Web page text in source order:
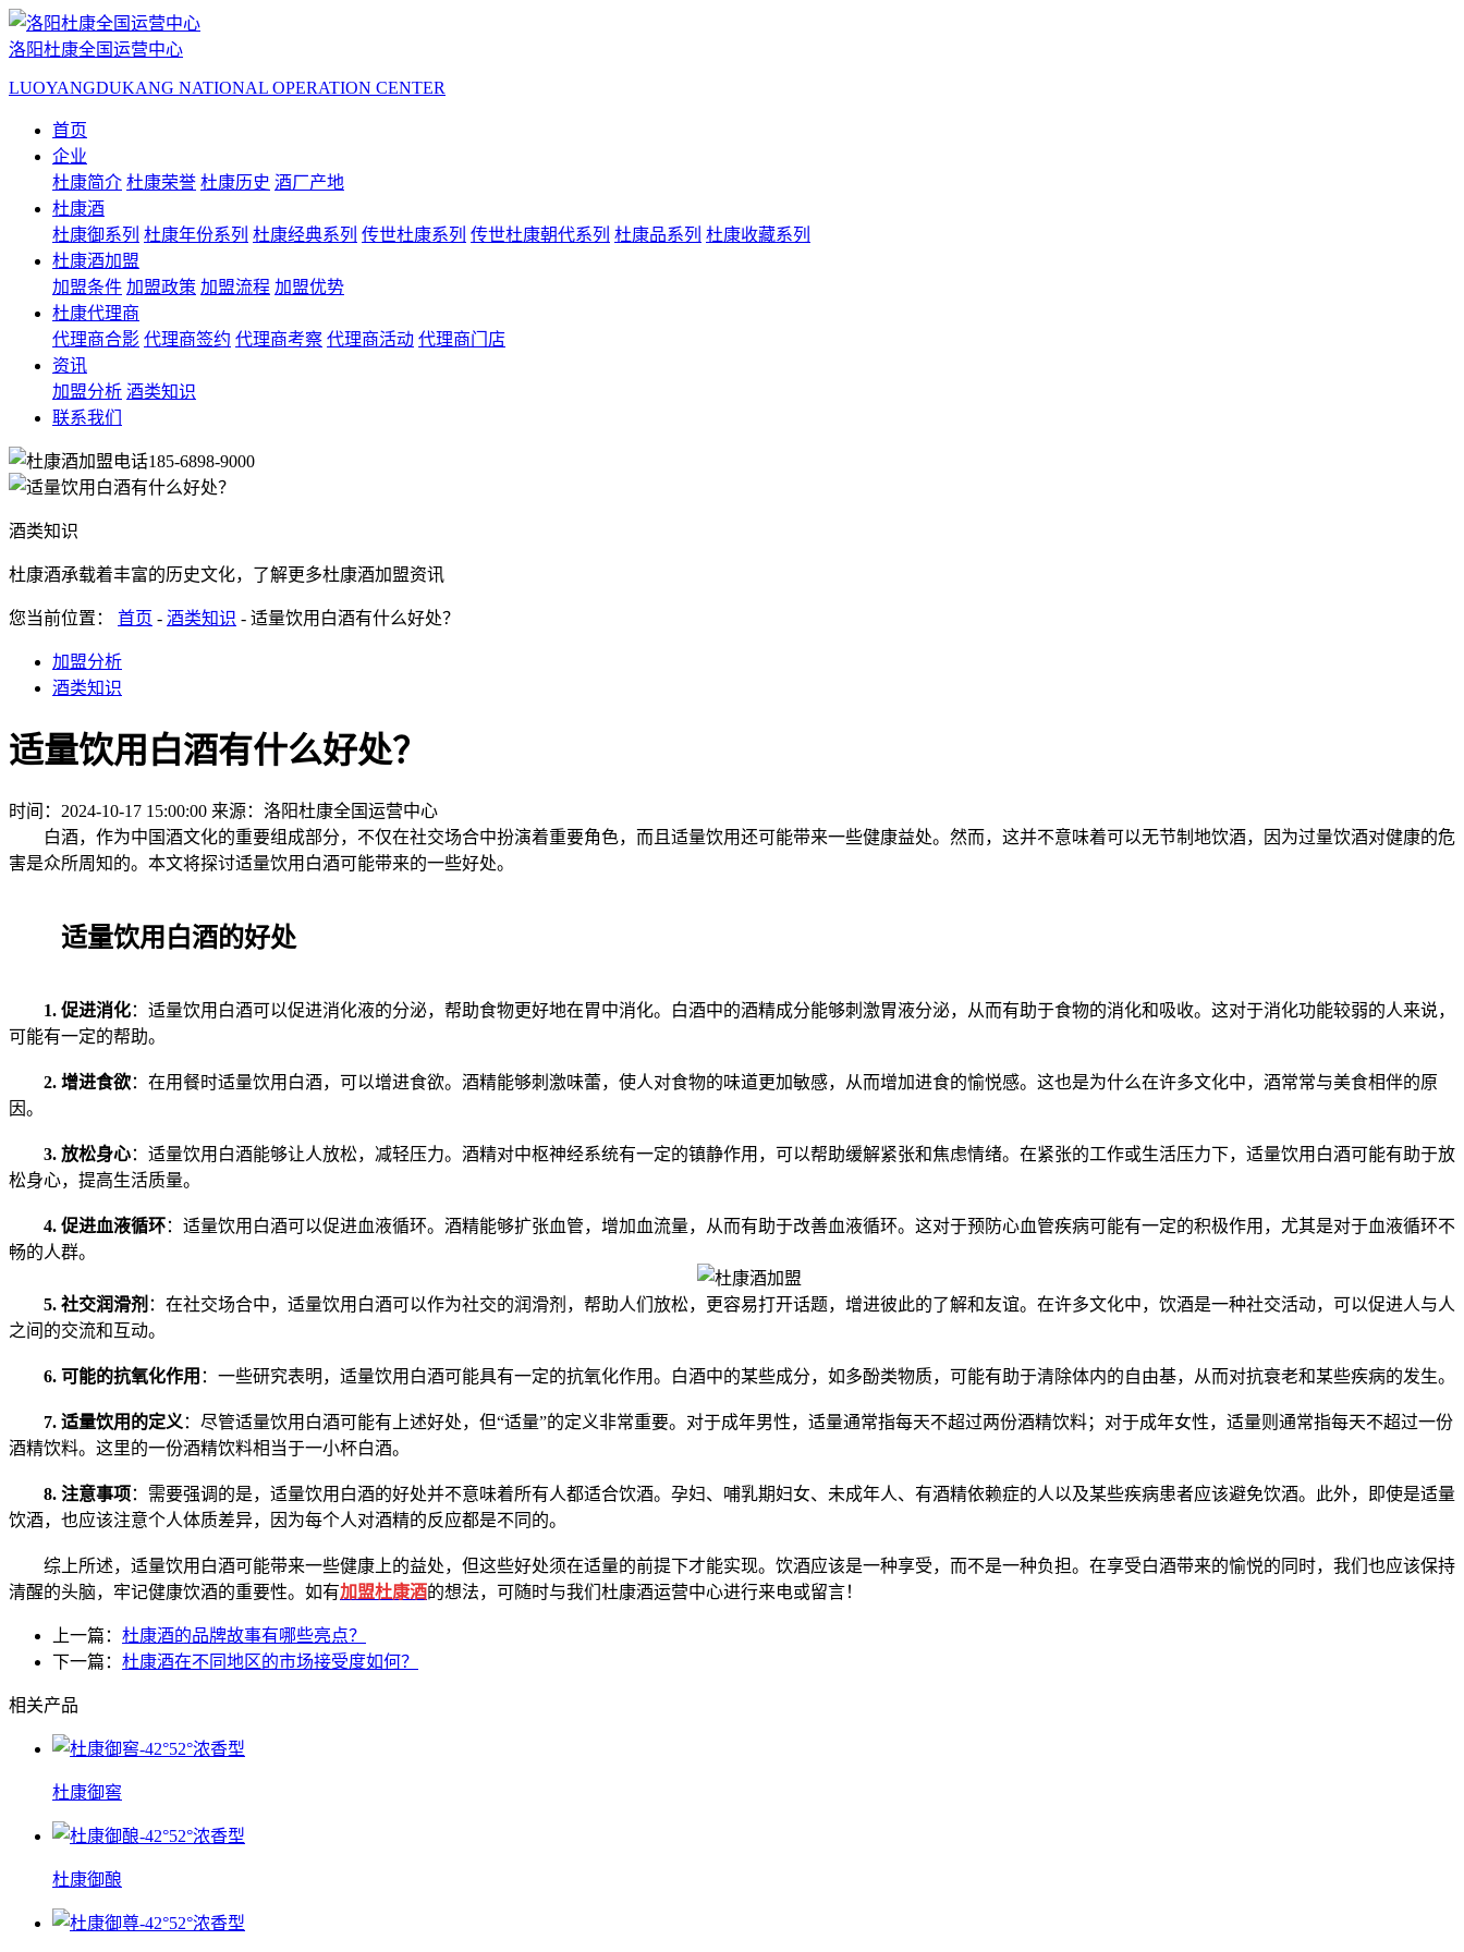
洛阳杜康全国运营中心
LUOYANGDUKANG NATIONAL OPERATION CENTER
首页
企业
杜康简介 杜康荣誉 杜康历史 酒厂产地
杜康酒
杜康御系列 杜康年份系列 杜康经典系列 传世杜康系列 传世杜康朝代系列 杜康品系列 杜康收藏系列
杜康酒加盟
加盟条件 加盟政策 加盟流程 加盟优势
杜康代理商
代理商合影 代理商签约 代理商考察 代理商活动 代理商门店
资讯
加盟分析 酒类知识
联系我们
185-6898-9000
酒类知识
杜康酒承载着丰富的历史文化，了解更多杜康酒加盟资讯
您当前位置： 首页 - 酒类知识 - 适量饮用白酒有什么好处？
加盟分析
酒类知识
适量饮用白酒有什么好处？
时间：2024-10-17 15:00:00 来源：洛阳杜康全国运营中心
白酒，作为中国酒文化的重要组成部分，不仅在社交场合中扮演着重要角色，而且适量饮用还可能带来一些健康益处。然而，这并不意味着可以无节制地饮酒，因为过量饮酒对健康的危
害是众所周知的。本文将探讨适量饮用白酒可能带来的一些好处。
适量饮用白酒的好处
1. 促进消化：适量饮用白酒可以促进消化液的分泌，帮助食物更好地在胃中消化。白酒中的酒精成分能够刺激胃液分泌，从而有助于食物的消化和吸收。这对于消化功能较弱的人来说，
可能有一定的帮助。
2. 增进食欲：在用餐时适量饮用白酒，可以增进食欲。酒精能够刺激味蕾，使人对食物的味道更加敏感，从而增加进食的愉悦感。这也是为什么在许多文化中，酒常常与美食相伴的原
因。
3. 放松身心：适量饮用白酒能够让人放松，减轻压力。酒精对中枢神经系统有一定的镇静作用，可以帮助缓解紧张和焦虑情绪。在紧张的工作或生活压力下，适量饮用白酒可能有助于放
松身心，提高生活质量。
4. 促进血液循环：适量饮用白酒可以促进血液循环。酒精能够扩张血管，增加血流量，从而有助于改善血液循环。这对于预防心血管疾病可能有一定的积极作用，尤其是对于血液循环不
畅的人群。
5. 社交润滑剂 ：在社交场合中，适量饮用白酒可以作为社交的润滑剂，帮助人们放松，更容易打开话题，增进彼此的了解和友谊。在许多文化中，饮酒是一种社交活动，可以促进人与人
之间的交流和互动。
6. 可能的抗氧化作用 ：一些研究表明，适量饮用白酒可能具有一定的抗氧化作用。白酒中的某些成分，如多酚类物质，可能有助于清除体内的自由基，从而对抗衰老和某些疾病的发生。
7. 适量饮用的定义 ：尽管适量饮用白酒可能有上述好处，但“适量”的定义非常重要。对于成年男性，适量通常指每天不超过两份酒精饮料；对于成年女性，适量则通常指每天不超过一份
酒精饮料。这里的一份酒精饮料相当于一小杯白酒。
8. 注意事项 ：需要强调的是，适量饮用白酒的好处并不意味着所有人都适合饮酒。孕妇、哺乳期妇女、未成年人、有酒精依赖症的人以及某些疾病患者应该避免饮酒。此外，即使是适量
饮酒，也应该注意个人体质差异，因为每个人对酒精的反应都是不同的。
综上所述，适量饮用白酒可能带来一些健康上的益处，但这些好处须在适量的前提下才能实现。饮酒应该是一种享受，而不是一种负担。在享受白酒带来的愉悦的同时，我们也应该保持
清醒的头脑，牢记健康饮酒的重要性。如有加盟杜康酒的想法，可随时与我们杜康酒运营中心进行来电或留言！
上一篇： 杜康酒的品牌故事有哪些亮点？
下一篇： 杜康酒在不同地区的市场接受度如何？
相关产品
杜康御窖
杜康御酿